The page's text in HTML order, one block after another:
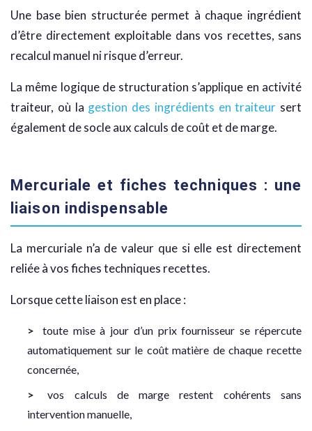
Une base bien structurée permet à chaque ingrédient
d’être directement exploitable dans vos recettes, sans
recalcul manuel ni risque d’erreur.
La même logique de structuration s’applique en activité
traiteur, où la gestion des ingrédients en traiteur sert
également de socle aux calculs de coût et de marge.
Mercuriale et fiches techniques : une
liaison indispensable
La mercuriale n’a de valeur que si elle est directement
reliée à vos fiches techniques recettes.
Lorsque cette liaison est en place :
toute mise à jour d’un prix fournisseur se répercute
automatiquement sur le coût matière de chaque recette
concernée,
vos calculs de marge restent cohérents sans
intervention manuelle,